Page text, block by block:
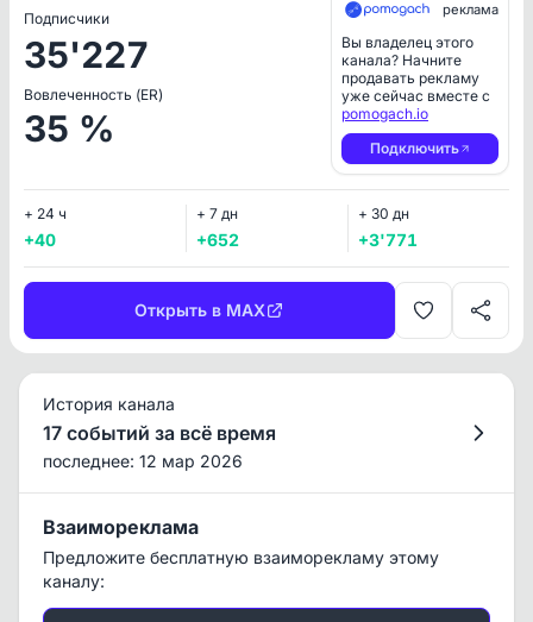
Подписчики
35'227
Вовлеченность (ER)
35 %
реклама
Вы владелец этого
канала? Начните
продавать рекламу
уже сейчас вместе с
pomogach.io
Подключить
+ 24 ч
+40
+ 7 дн
+652
+ 30 дн
+3'771
Открыть в MAX
История канала
17 событий за всё время
последнее: 12 мар 2026
Взаимореклама
Предложите бесплатную взаиморекламу этому
каналу: